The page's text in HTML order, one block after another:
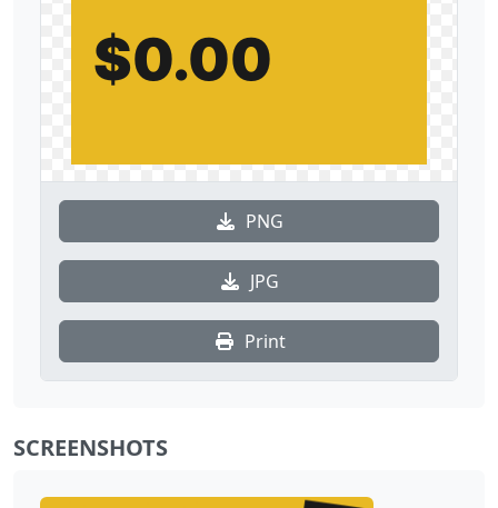
$0.00
PNG
JPG
Print
SCREENSHOTS